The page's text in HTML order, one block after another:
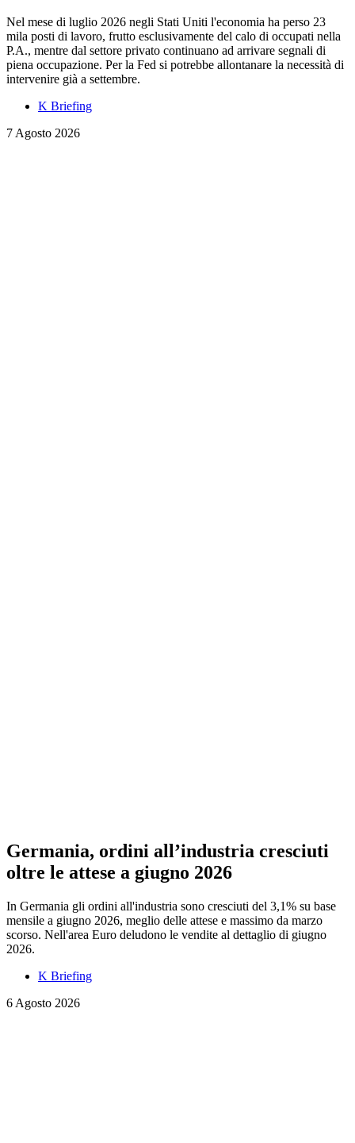
Nel mese di luglio 2026 negli Stati Uniti l'economia ha perso 23
mila posti di lavoro, frutto esclusivamente del calo di occupati nella
P.A., mentre dal settore privato continuano ad arrivare segnali di
piena occupazione. Per la Fed si potrebbe allontanare la necessità di
intervenire già a settembre.
K Briefing
7 Agosto 2026
Germania, ordini all’industria cresciuti
oltre le attese a giugno 2026
In Germania gli ordini all'industria sono cresciuti del 3,1% su base
mensile a giugno 2026, meglio delle attese e massimo da marzo
scorso. Nell'area Euro deludono le vendite al dettaglio di giugno
2026.
K Briefing
6 Agosto 2026